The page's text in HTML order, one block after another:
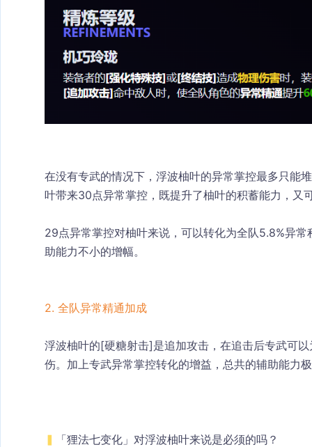
在没有专武的情况下，浮波柚叶的异常掌控最多只能
叶带来30点异常掌控，既提升了柚叶的积蓄能力，又
29点异常掌控对柚叶来说，可以转化为全队5.8%异
助能力不小的增幅。
2. 全队异常精通加成
浮波柚叶的[硬糖射击]是追加攻击，在追击后专武可
伤。加上专武异常掌控转化的增益，总共的辅助能力
▍ 「狸法七变化」对浮波柚叶来说是必须的吗？